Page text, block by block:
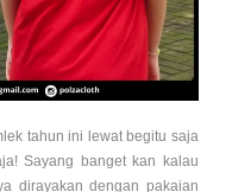
tahun ini lewat begitu saja
Sayang banget kan kalau
dirayakan dengan pakaian